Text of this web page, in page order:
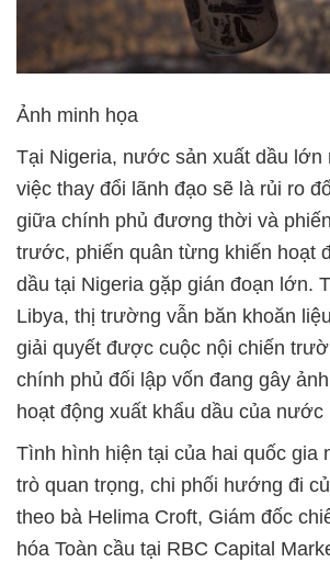
Ảnh minh họa
Tại Nigeria, nước sản xuất dầu lớn
việc thay đổi lãnh đạo sẽ là rủi ro
giữa chính phủ đương thời và
trước, phiến quân từng khiến hoạt
dầu tại Nigeria gặp gián đoạn lớn.
Libya, thị trường vẫn băn khoăn
giải quyết được cuộc nội chiến
chính phủ đối lập vốn đang gây
hoạt động xuất khẩu dầu của nước
Tình hình hiện tại của hai quốc gia
trò quan trọng, chi phối hướng đi
theo bà Helima Croft, Giám đốc
hóa Toàn cầu tại RBC Capital